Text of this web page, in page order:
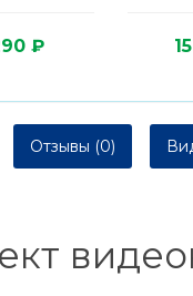
₽
Отзывы (0)